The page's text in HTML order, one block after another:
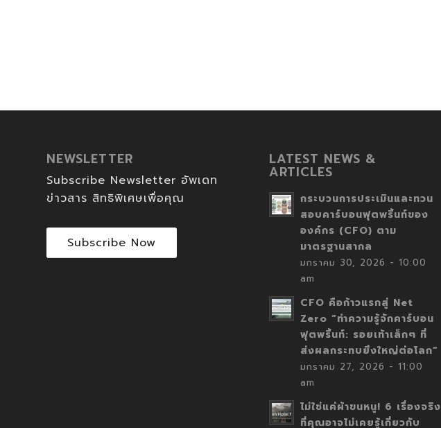
NEWSLETTER
Subscribe Newsletter อัพเดท
ข่าวสาร สิทธิพิเศษเพื่อคุณ
Subscribe Now
LATEST NEWS &
ARTICLES
กระบวนการประเมินและทวน
สอบคาร์บอนฟุตพริ้นท์ของ
องค์กร (CFO) ตาม
มาตรฐานสากล
มกราคม 30, 2026 - 10:00
am
CFO คือก้าวแรกสู่ Net
Zero “ทำความรู้จักคาร์บอน
ฟุตพริ้นท์: รอยเท้าเล็กๆ ที่
ส่งผลกระทบยิ่งใหญ่ต่อโลก”
มกราคม 27, 2026 - 11:00
am
ไม่ใช่แค่ผ้าขนหนู! 6 เรื่องจริง
ที่คุณอาจไม่เคยรู้เกี่ยวกับ